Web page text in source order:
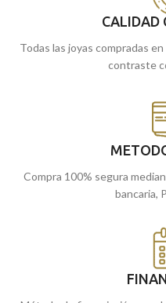
CALIDAD
Todas las joyas compradas
contraste
Compra 100% segura
bancaria,